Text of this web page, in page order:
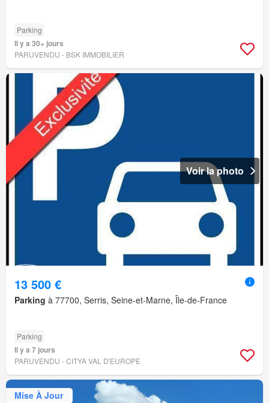
Parking
Il y a 30+ jours
PARUVENDU - BSK IMMOBILIER
Voir la photo
13 500 €
Parking à 77700, Serris, Seine-et-Marne, Île-de-France
Parking
Il y a 7 jours
PARUVENDU - CITYA VAL D'EUROPE
Mise À Jour